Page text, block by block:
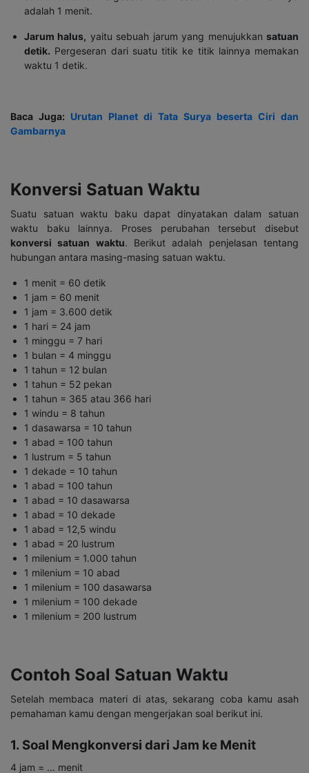
adalah 1 menit.
Jarum halus, yaitu sebuah jarum yang menujukkansatuan
detik. Pergeseran dari suatu titik ke titik lainnya memakan
waktu 1 detik.
Baca Juga: Urutan Planet di Tata Surya beserta Ciri dan
Gambarnya
Konversi Satuan Waktu
Suatu satuan waktu baku dapat dinyatakan dalam satuan
waktu baku lainnya. Proses perubahan tersebut disebut
konversi satuan waktu. Berikut adalah penjelasan tentang
hubungan antara masing-masing satuan waktu.
1 menit = 60 detik
1 jam = 60 menit
1 jam = 3.600 detik
1 hari = 24 jam
1 minggu = 7 hari
1 bulan = 4 minggu
1 tahun = 12 bulan
1 tahun = 52 pekan
1 tahun = 365 atau 366 hari
1 windu = 8 tahun
1 dasawarsa = 10 tahun
1 abad = 100 tahun
1 lustrum = 5 tahun
1 dekade = 10 tahun
1 abad = 100 tahun
1 abad = 10 dasawarsa
1 abad = 10 dekade
1 abad = 12,5 windu
1 abad = 20 lustrum
1 milenium = 1.000 tahun
1 milenium = 10 abad
1 milenium = 100 dasawarsa
1 milenium = 100 dekade
1 milenium = 200 lustrum
Contoh Soal Satuan Waktu
Setelah membaca materi di atas, sekarang coba kamu asah
pemahaman kamu dengan mengerjakan soal berikut ini.
1. Soal Mengkonversi dari Jam ke Menit
4 jam = … menit